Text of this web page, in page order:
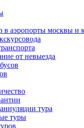
в аэропорты москвы и
от невыезда
тура
туры